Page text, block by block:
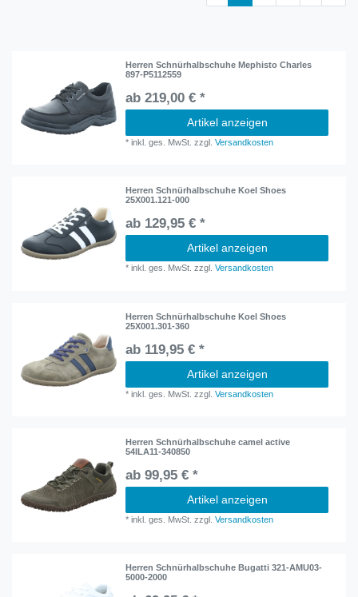
Herren Schnürhalbschuhe Mephisto Charles
897-P5112559
ab 219,00 € *
Artikel anzeigen
*inkl. ges. MwSt. zzgl.Versandkosten
Herren Schnürhalbschuhe Koel Shoes
25X001.121-000
ab 129,95 € *
Artikel anzeigen
*inkl. ges. MwSt. zzgl.Versandkosten
Herren Schnürhalbschuhe Koel Shoes
25X001.301-360
ab 119,95 € *
Artikel anzeigen
*inkl. ges. MwSt. zzgl.Versandkosten
Herren Schnürhalbschuhe camel active
54ILA11-340850
ab 99,95 € *
Artikel anzeigen
*inkl. ges. MwSt. zzgl.Versandkosten
Herren Schnürhalbschuhe Bugatti 321-AMU03-
5000-2000